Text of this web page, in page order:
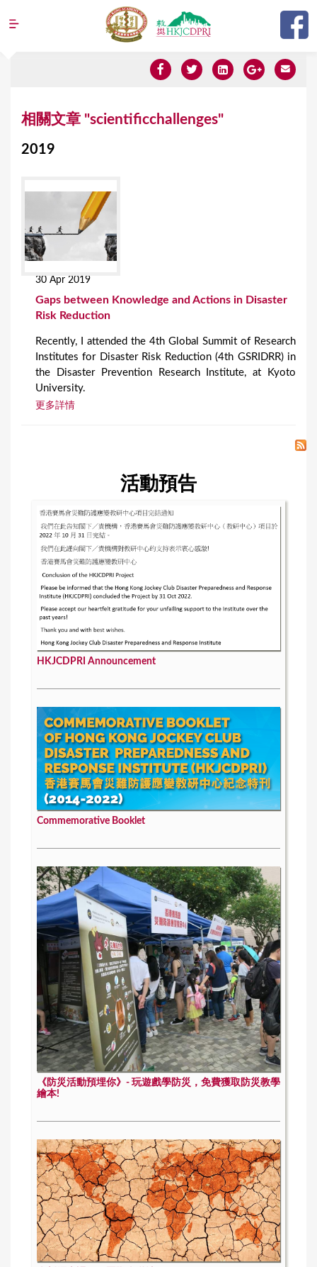
Jump to navigation
相關文章 "scientificchallenges"
2019
30 Apr 2019
Gaps between Knowledge and Actions in Disaster
Risk Reduction
Recently, I attended the 4th Global Summit of Research
Institutes for Disaster Risk Reduction (4th GSRIDRR) in
the Disaster Prevention Research Institute, at Kyoto
University.
更多詳情
活動預告
HKJCDPRI Announcement
Commemorative Booklet
《防災活動預埋你》- 玩遊戲學防災，免費獲取防災教學
繪本!